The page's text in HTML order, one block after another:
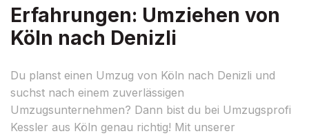
Erfahrungen: Umziehen von
Köln nach Denizli
Du planst einen Umzug von Köln nach Denizli und
suchst nach einem zuverlässigen
Umzugsunternehmen? Dann bist du bei Umzugsprofi
Kessler aus Köln genau richtig! Mit unserer